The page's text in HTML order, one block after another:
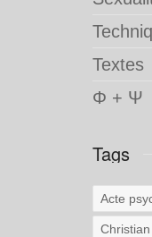
Textes
Φ + Ψ
Tags
Acte